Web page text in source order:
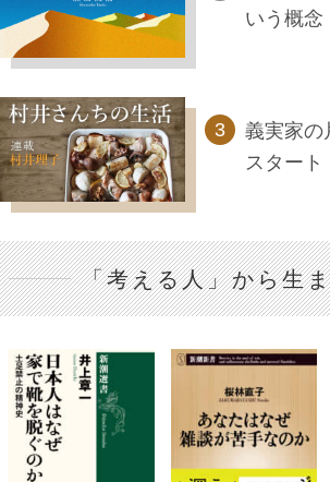
いう概念
義実家の
スタート
「考える人」から生